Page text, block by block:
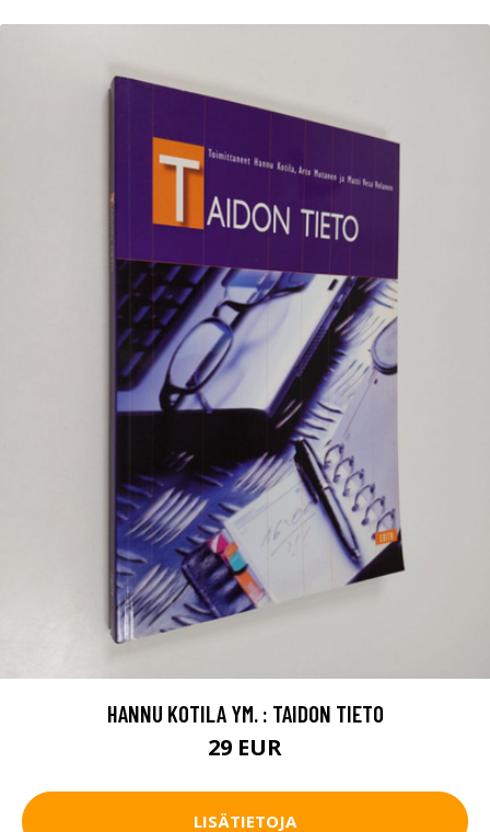
HANNU KOTILA YM. : TAIDON TIETO
29 EUR
LISÄTIETOJA